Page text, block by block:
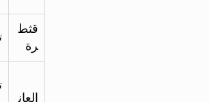
قثط
رة
العان